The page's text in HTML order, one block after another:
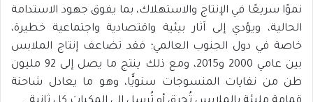
نموًا سريعًا في الإنتاج والاستهلاك، بما يفوق جهود الاستدامة
الحالية، ويؤدي إلى آثار بيئية واقتصادية واجتماعية خطيرة،
خاصة في دول الجنوب العالمي؛ فقد تضاعف إنتاج الملابس
بين عامي 2000 و2015، ومع ذلك ينتج ما يصل إلى 92 مليون
طن من نفايات المنسوجات سنويًّا، وهو ما يعادل شاحنة